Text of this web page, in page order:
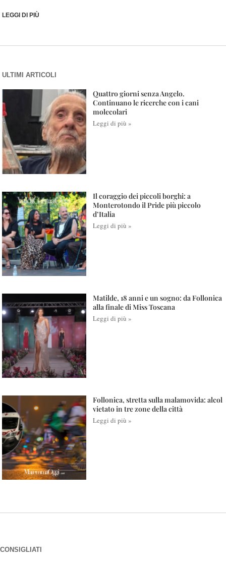
LEGGI DI PIÙ
ULTIMI ARTICOLI
Quattro giorni senza Angelo.
Continuano le ricerche con i cani
molecolari
Leggi di più »
Il coraggio dei piccoli borghi: a
Monterotondo il Pride più piccolo
d’Italia
Leggi di più »
Matilde, 18 anni e un sogno: da Follonica
alla finale di Miss Toscana
Leggi di più »
Follonica, stretta sulla malamovida: alcol
vietato in tre zone della città
Leggi di più »
CONSIGLIATI